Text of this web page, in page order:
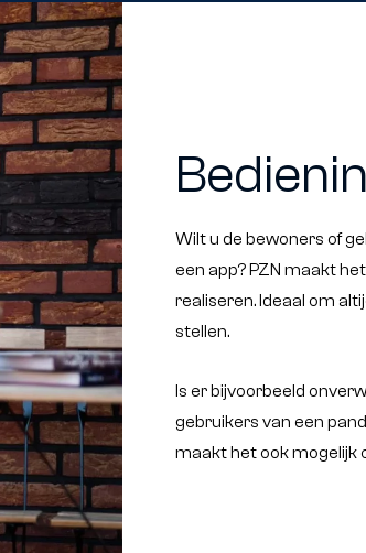
Wilt u de bewoners of
een app? PZN maakt
realiseren. Ideaal om
stellen.
Is er bijvoorbeeld
gebruikers van een
maakt het ook mogelijk